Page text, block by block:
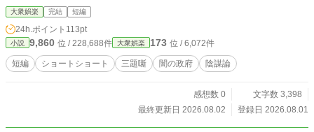
大衆娯楽 完結 短編
24h.ポイント 113pt
小説 9,860 位 / 228,688件 大衆娯楽 173 位 / 6,072件
短編 ショートショート 三題噺 闇の政府 陰謀論
感想数 0
文字数 3,398
最終更新日 2026.08.02
登録日 2026.08.01